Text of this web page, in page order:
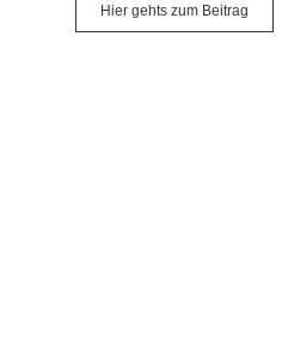
Hier gehts zum Beitrag
–